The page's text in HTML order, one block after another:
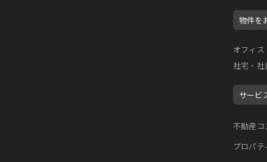
物件を
オフィ
社宅・
サービ
不動産
プロパ